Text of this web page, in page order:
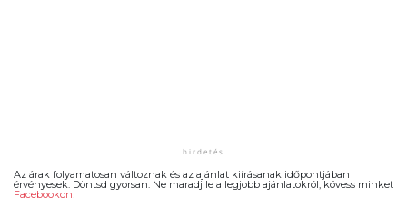
Az árak folyamatosan változnak és az ajánlat kiírásanak időpontjában
érvényesek. Döntsd gyorsan. Ne maradj le a legjobb ajánlatokról, kövess minket
Facebookon!